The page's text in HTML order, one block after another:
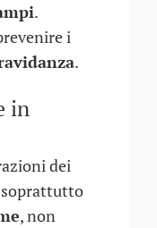
.
i
.
in
dei
soprattutto
, non